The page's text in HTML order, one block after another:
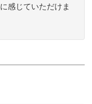
感じていただけま